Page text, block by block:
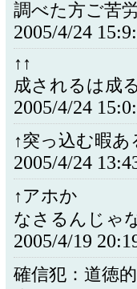
調べた方ご苦
2005/4/24
↑↑
成されるは成
2005/4/24
↑突っ込む暇あ
2005/4/24
↑アホか
なさるんじゃ
2005/4/19
確信犯：道徳